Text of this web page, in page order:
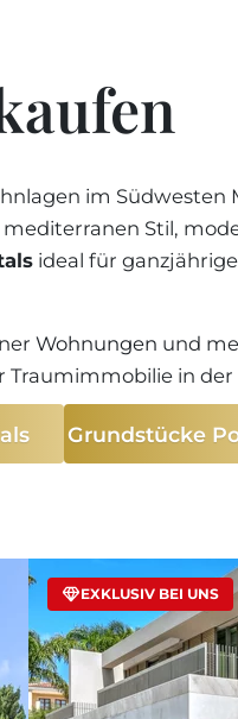
FAQ
MAKLER
MALLORCA
SCHULEN
im Südwesten
Stil,
ideal für
Wohnungen und
in der
Grundstücke
EXKLUSIV BEI UNS